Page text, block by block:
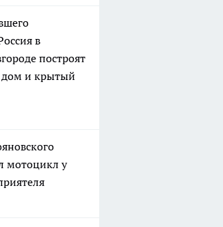
в
построят
и крытый
мотоцикл у